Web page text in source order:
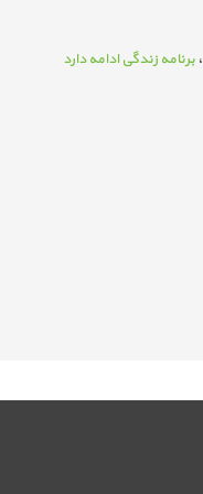
،برنامه زندگی ادامه دارد